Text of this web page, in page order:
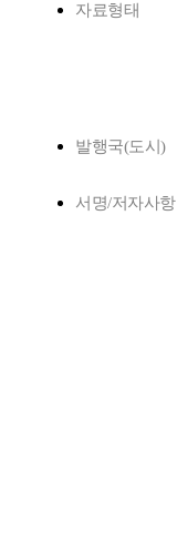
자료형태
발행국(도시)
서명/저자사항